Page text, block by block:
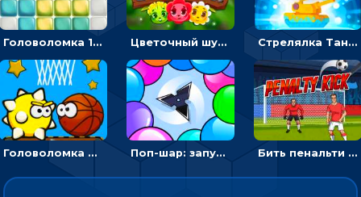
Головоломка 10х10 Цветочный шутер: стрелять пчелками по цветам Стрелялка Танковые войны: бить по танку врага, чтобы уничтожить зло
Головоломка Невероятный баскетбол: проложить путь и отправить мяч в корзину Поп-шар: запускать колючку, чтобы лопать воздушные шарики Бить пенальти по воротам или мишеням - спортивная аркада